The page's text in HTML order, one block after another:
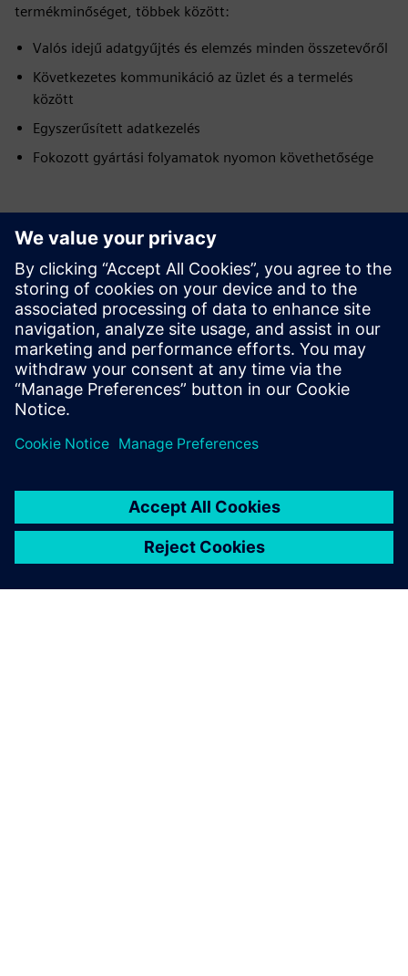
termékminőséget, többek között:
Valós idejű adatgyűjtés és elemzés minden összetevőről
Következetes kommunikáció az üzlet és a termelés
között
Egyszerűsített adatkezelés
Fokozott gyártási folyamatok nyomon követhetősége
Kérdése van?
Csevegjünk. Vegye fel a kapcsolatot, és segítünk
kitalálni a legjobb indulási helyet.
Contact us